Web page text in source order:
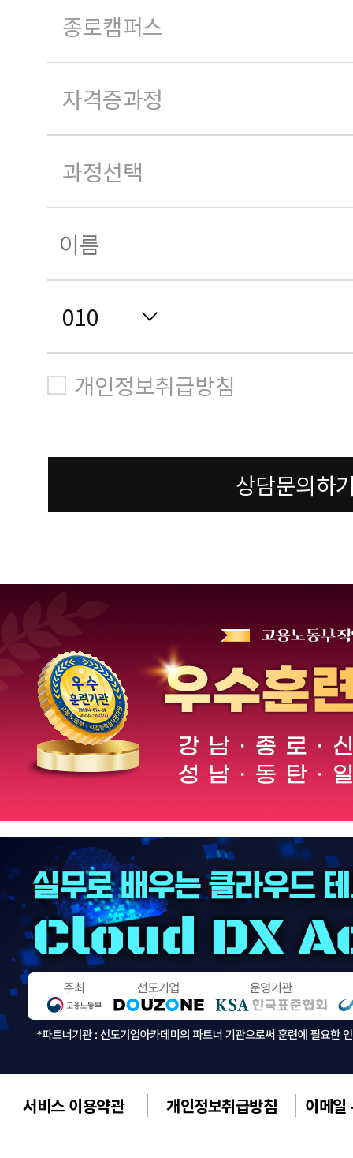
개인정보취급방침
상담문의하
서비스 이용약관 개인정보취급방침 이메일